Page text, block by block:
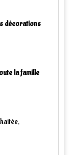
décorations
la famille